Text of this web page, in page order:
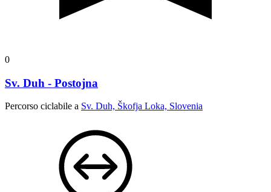
0
Sv. Duh - Postojna
Percorso ciclabile a Sv. Duh, Škofja Loka, Slovenia